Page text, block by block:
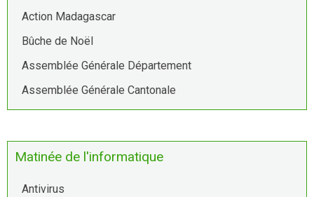
Action Madagascar
Bûche de Noël
Assemblée Générale Département
Assemblée Générale Cantonale
Matinée de l'informatique
Antivirus